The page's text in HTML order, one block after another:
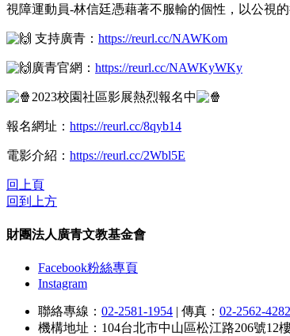
視障運動員-林信廷憑藉著不服輸的個性，以公視
支持廣青： https://reurl.cc/NAWKom⁣
廣青官網： https://reurl.cc/NAWKyWKy⁣
2023校園社區影展熱烈報名中
報名網址： https://reurl.cc/8qyb14⁣
電影介紹： https://reurl.cc/2Wbl5E
回上頁
回到上方
財團法人廣青文教基金會
Facebook粉絲專頁
Instagram
聯絡專線： 02-2581-1954 | 傳真： 02-2562-4282
機構地址：104台北市中山區松江路206號12